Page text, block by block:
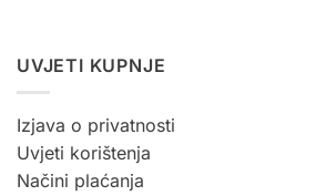
UVJETI KUPNJE
Izjava o privatnosti
Uvjeti korištenja
Načini plaćanja